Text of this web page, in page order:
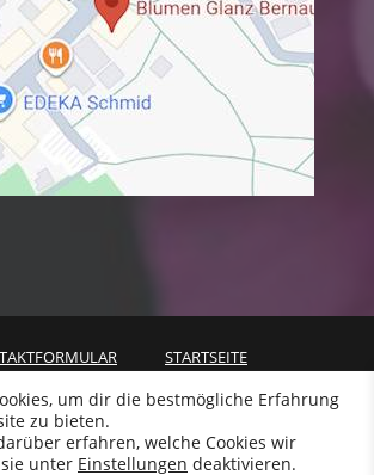
STARTSEITE
VERSAND & LIEFERUNG
WIDERRUF
IMPRESSUM
um dir die bestmögliche Erfahrung
zu bieten.
erfahren, welche Cookies wir
unter Einstellungen deaktivieren.